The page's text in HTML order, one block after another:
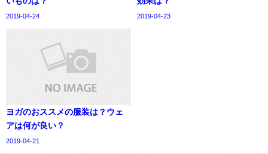
2019-04-24 2019-04-23
ヨガのおススメの服装は？ウェ
アは何が良い？
2019-04-21